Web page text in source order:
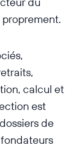
calcul et
est
de